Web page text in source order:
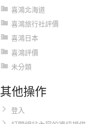
喜鴻北海道
喜鴻旅行社評價
喜鴻日本
喜鴻評價
未分類
其他操作
登入